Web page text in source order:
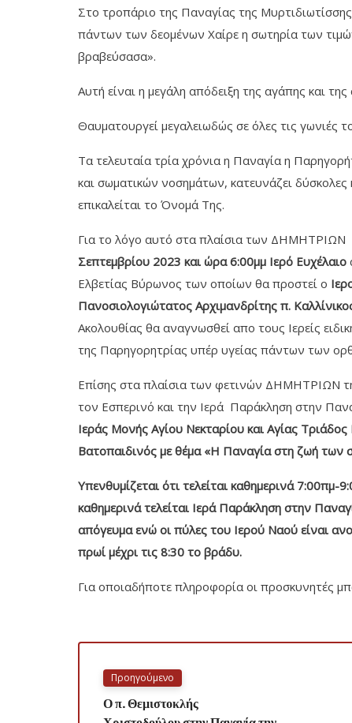
Στο τροπάριο της Παναγίας της
πάντων των δεομένων Χαίρε η σωτηρία των
βραβεύσασα».
Αυτή είναι η μεγάλη απόδειξη της αγάπης και
Θαυματουργεί μεγαλειωδώς σε όλες τις γωνιές
Τα τελευταία τρία χρόνια η Παναγία η
και σωματικών νοσημάτων, κατευνάζει δύσκολες
επικαλείται το Όνομά Της.
Για το λόγο αυτό στα πλαίσια των ΔΗΜΗΤΡΙΩΝ
Σεπτεμβρίου 2023 και ώρα 6:00μμ Ιερό Ευχέλαιο
Ελβετίας Βύρωνος των οποίων θα προστεί ο
Πανοσιολογιώτατος Αρχιμανδρίτης π.
Ακολουθίας θα αναγνωσθεί απο τους Ιερείς
της Παρηγορητρίας υπέρ υγείας πάντων των
Επίσης στα πλαίσια των φετινών ΔΗΜΗΤΡΙΩΝ
τον Εσπερινό και την Ιερά Παράκληση στην
Ιεράς Μονής Αγίου Νεκταρίου και Αγίας
Βατοπαιδινός με θέμα «Η Παναγία στη ζωή των
Υπενθυμίζεται ότι τελείται καθημερινά
καθημερινά τελείται Ιερά Παράκληση στην
απόγευμα ενώ οι πύλες του Ιερού Ναού είναι
πρωί μέχρι τις 8:30 το βράδυ.
Για οποιαδήποτε πληροφορία οι προσκυνητές
Προηγούμενο
Ο π. Θεμιστοκλής